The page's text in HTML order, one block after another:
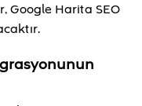
Google Harita SEO